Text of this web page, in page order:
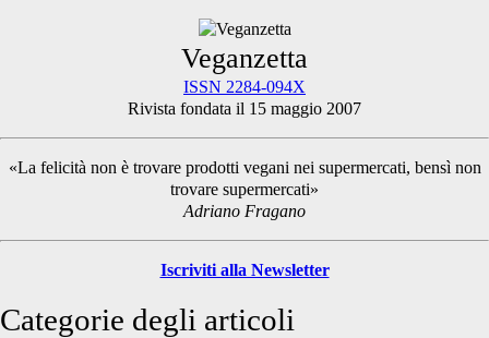
Sidebar
Veganzetta
ISSN 2284-094X
Rivista fondata il 15 maggio 2007
«La felicità non è trovare prodotti vegani nei supermercati, bensì non
trovare supermercati»
Adriano Fragano
Iscriviti alla Newsletter
Categorie degli articoli